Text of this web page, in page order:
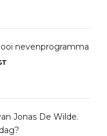
nevenprogramma
Jonas De Wilde.